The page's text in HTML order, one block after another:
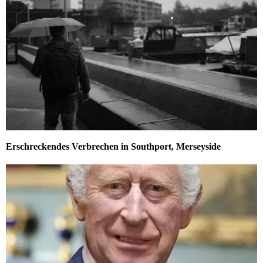
Erschreckendes Verbrechen in Southport, Merseyside